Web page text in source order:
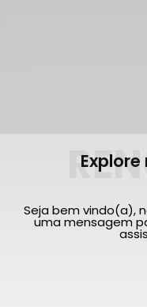
Seja bem vindo(a),
uma mensagem